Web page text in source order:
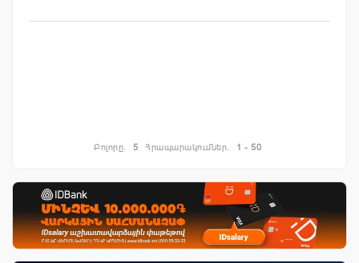
Բոլորը. 5 Հրապարակումներ. 1 - 50